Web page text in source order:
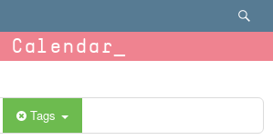
Calendar
Tags